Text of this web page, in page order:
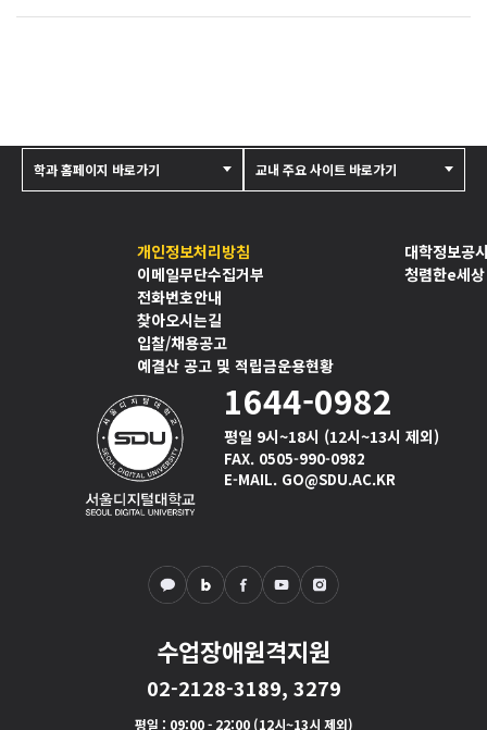
개인정보처리방침
이메일무단수집거부
전화번호안내
찾아오시는길
입찰/채용공고
예결산 공고 및 적립금운용현황
대학정보공
청렴한e세상
1644-0982
평일 9시~18시 (12시~13시 제외)
FAX. 0505-990-0982
E-MAIL. GO@SDU.AC.KR
수업장애원격지원
02-2128-3189, 3279
평일 : 09:00 - 22:00 (12시~13시 제외)
학과 홈페이지 바로가기 교내 주요 사이트 바로가기